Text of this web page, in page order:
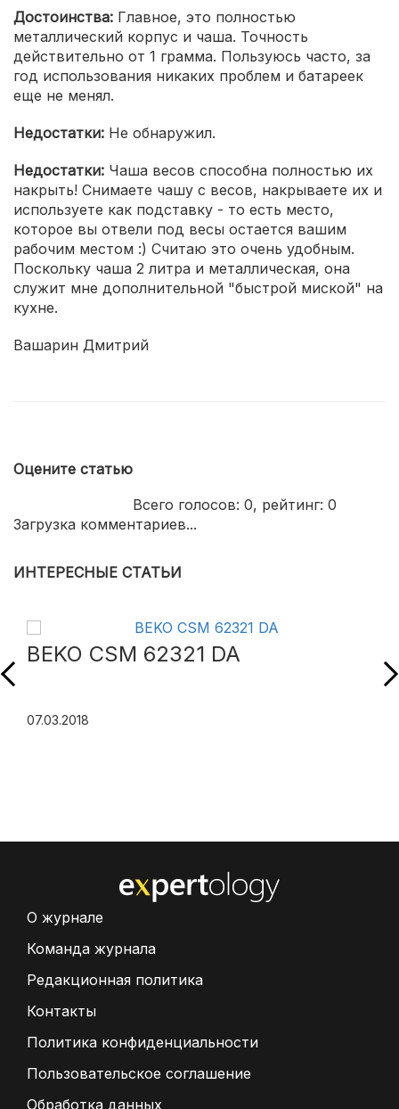
Достоинства: Главное, это полностью
металлический корпус и чаша. Точность
действительно от 1 грамма. Пользуюсь часто, за
год использования никаких проблем и батареек
еще не менял.
Недостатки: Не обнаружил.
Недостатки: Чаша весов способна полностью их
накрыть! Снимаете чашу с весов, накрываете их и
используете как подставку - то есть место,
которое вы отвели под весы остается вашим
рабочим местом :) Считаю это очень удобным.
Поскольку чаша 2 литра и металлическая, она
служит мне дополнительной "быстрой миской" на
кухне.
Вашарин Дмитрий
Оцените статью
Всего голосов: 0, рейтинг: 0
Загрузка комментариев...
ИНТЕРЕСНЫЕ СТАТЬИ
BEKO CSM 62321 DA
07.03.2018
О журнале
Команда журнала
Редакционная политика
Контакты
Политика конфиденциальности
Пользовательское соглашение
Обработка данных